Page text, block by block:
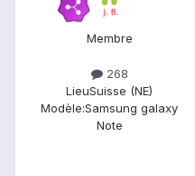
Membre
268
LieuSuisse (NE)
Modèle:Samsung galaxy
Note